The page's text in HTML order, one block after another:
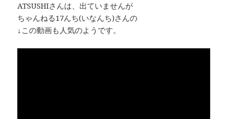
ATSUSHIさんは、出ていませんが
ちゃんねる17んち(いなんち)さんの
↓この動画も人気のようです。